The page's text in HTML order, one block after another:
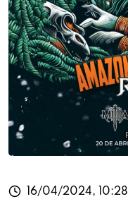
16/04/2024, 10:28